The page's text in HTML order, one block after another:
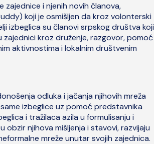
zajednice i njenih novih članova,
koji je osmišljen da kroz volonterski
izbeglica su članovi srpskog društva koji
kroz druženje, razgovor, pomoć
aktivnostima i lokalnim društvenim
odluka i jačanja njihovih mreža
izbeglice uz pomoć predstavnika
i tražilaca azila u formulisanju i
obzir njihova mišljenja i stavovi, razvijaju
mreže unutar svojih zajednica.